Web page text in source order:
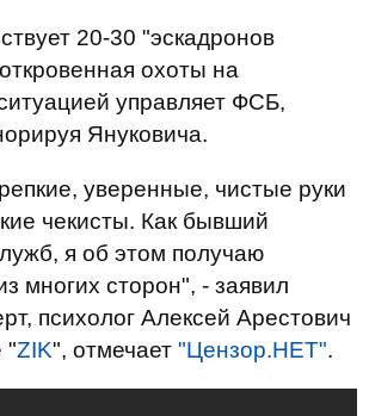
20-30 "эскадронов
охоты на
управляет ФСБ,
Януковича.
уверенные, чистые руки
чекисты. Как бывший
я об этом получаю
многих сторон", - заявил
психолог Алексей Арестович
"ZIK", отмечает "Цензор.НЕТ".